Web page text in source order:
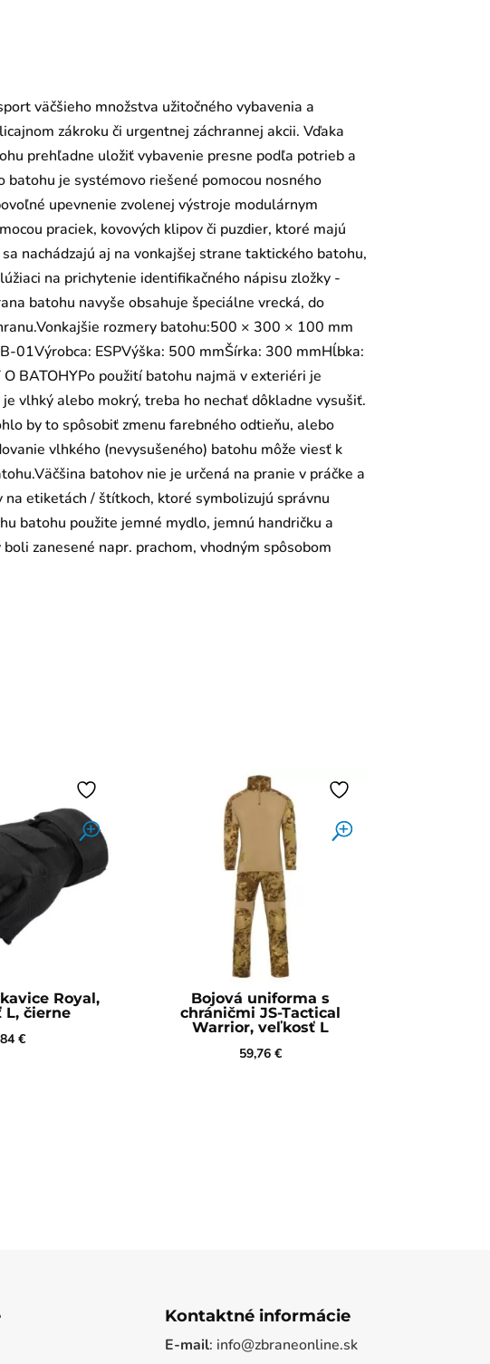
väčšieho množstva užitočného vybavenia a
zákroku či urgentnej záchrannej akcii. Vďaka
prehľadne uložiť vybavenie presne podľa potrieb a
je systémovo riešené pomocou nosného
upevnenie zvolenej výstroje modulárnym
praciek, kovových klipov či puzdier, ktoré majú
nachádzajú aj na vonkajšej strane taktického batohu,
na prichytenie identifikačného nápisu zložky -
batohu navyše obsahuje špeciálne vrecká, do
rozmery batohu:500 × 300 × 100 mm
01Výrobca: ESPVýška: 500 mmŠírka: 300 mmHĺbka:
BATOHYPo použití batohu najmä v exteriéri je
vlhký alebo mokrý, treba ho nechať dôkladne vysušiť.
by to spôsobiť zmenu farebného odtieňu, alebo
vlhkého (nevysušeného) batohu môže viesť k
batohov nie je určená na pranie v práčke a
etiketách / štítkoch, ktoré symbolizujú správnu
batohu použite jemné mydlo, jemnú handričku a
zanesené napr. prachom, vhodným spôsobom
Royal,
čierne
€
Bojová uniforma s
chráničmi JS-Tactical
Warrior, veľkosť L
59,76 €
Kontaktné informácie
E-mail: info@zbraneonline.sk